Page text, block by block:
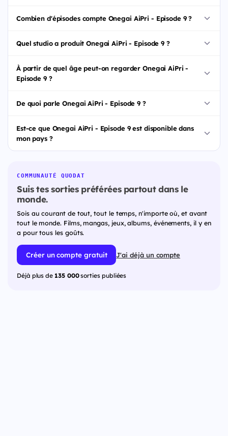
Combien d'épisodes compte Onegai AiPri - Episode 9 ?
Quel studio a produit Onegai AiPri - Episode 9 ?
À partir de quel âge peut-on regarder Onegai AiPri -
Episode 9 ?
De quoi parle Onegai AiPri - Episode 9 ?
Est-ce que Onegai AiPri - Episode 9 est disponible dans
mon pays ?
COMMUNAUTÉ QUODAT
Suis tes sorties préférées partout dans le
monde.
Sois au courant de tout, tout le temps, n'importe où, et avant
tout le monde. Films, mangas, jeux, albums, événements, il y en
a pour tous les goûts.
Créer un compte gratuit J'ai déjà un compte
Déjà plus de 135 000sorties publiées